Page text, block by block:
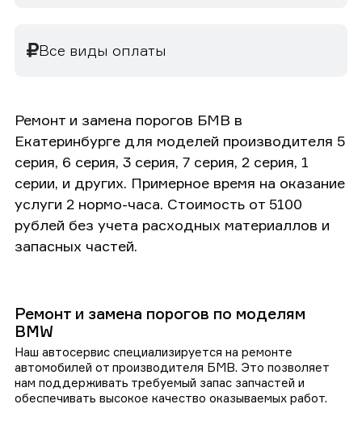
Все виды оплаты
Ремонт и замена порогов БМВ в
Екатеринбурге для моделей производителя 5
серия, 6 серия, 3 серия, 7 серия, 2 серия, 1
серии, и других. Примерное время на оказание
услуги 2 нормо-часа. Стоимость от 5100
рублей без учета расходных материаллов и
запасных частей.
Ремонт и замена порогов по моделям
BMW
Наш автосервис специализируется на ремонте
автомобилей от производителя БМВ. Это позволяет
нам поддерживать требуемый запас запчастей и
обеспечивать высокое качество оказываемых работ.